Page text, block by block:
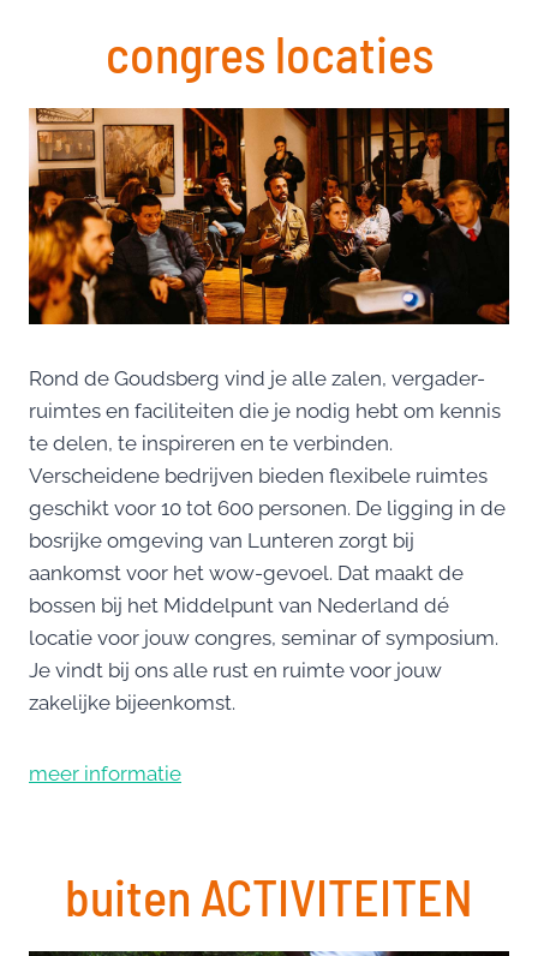
congres locaties
Rond de Goudsberg vind je alle zalen, vergader-
ruimtes en faciliteiten die je nodig hebt om kennis
te delen, te inspireren en te verbinden.
Verscheidene bedrijven bieden flexibele ruimtes
geschikt voor 10 tot 600 personen. De ligging in de
bosrijke omgeving van Lunteren zorgt bij
aankomst voor het wow-gevoel. Dat maakt de
bossen bij het Middelpunt van Nederland dé
locatie voor jouw congres, seminar of symposium.
Je vindt bij ons alle rust en ruimte voor jouw
zakelijke bijeenkomst.
meer informatie
buiten ACTIVITEITEN